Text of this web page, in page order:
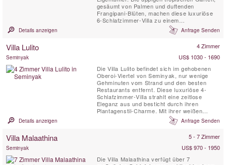
gesäumt von Palmen und duftenden
Frangipani-Blüten, machen diese luxuriöse
6-Schlafzimmer-Villa zu einem
unverwechselbaren balinesischen Juwel. Ein
Aufenthalt in der Villa Sayang d’Amour fühlt
Details anzeigen Anfrage Senden
Villa Lulito 4 Zimmer
Seminyak
US$ 1030 - 1690
Die Villa Lulito befindet sich im gehobenen
Oberoi-Viertel von Seminyak, nur wenige
Gehminuten vom Strand und den besten
Restaurants entfernt. Diese luxuriöse 4-
Schlafzimmer-Villa strahlt eine zeitlose
Eleganz aus und besticht durch ihren
Plantagenstil-Charme. Mit ihrer weißen
Kolonialarchitektur und dem stilvollen
Interieur ist Villa Lulito der perfekte
Details anzeigen Anfrage Senden
Villa Malaathina 5 - 7 Zimmer
Seminyak
US$ 970 - 1950
Die Villa Malaathina verfügt über 7